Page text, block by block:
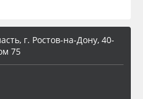
г. Ростов-на-Дону, 40-
75